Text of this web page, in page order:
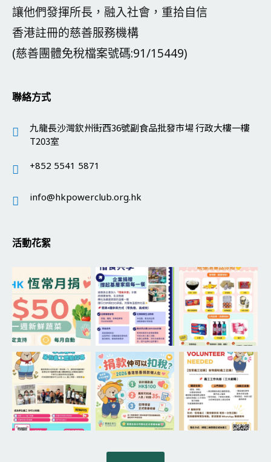
讓他們發揮所長，融入社會，重拾自信
香港註冊的慈善服務機構
(慈善團體免稅檔案號碼:91/15449)
聯絡方式
九龍長沙灣欽州街西36號副食品批發市場 行政大樓一樓
T203室
+852 5541 5871
info@hkpowerclub.org.hk
活動花絮